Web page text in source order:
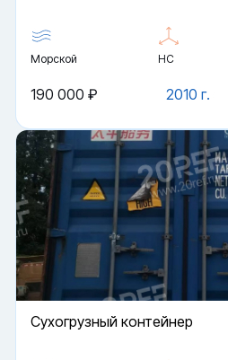
Морской HC
2010 г.
190 000 ₽
Cухогрузный контейнер